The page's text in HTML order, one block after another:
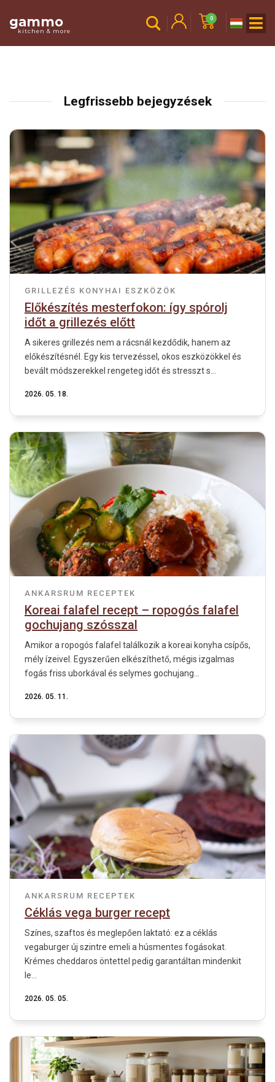
gammo
kitchen & more
0
Legfrissebb bejegyzések
GRILLEZÉS KONYHAI ESZKÖZÖK
Előkészítés mesterfokon: így spórolj
időt a grillezés előtt
A sikeres grillezés nem a rácsnál kezdődik, hanem az
előkészítésnél. Egy kis tervezéssel, okos eszközökkel és
bevált módszerekkel rengeteg időt és stresszt s...
2026. 05. 18.
ANKARSRUM RECEPTEK
Koreai falafel recept – ropogós falafel
gochujang szósszal
Amikor a ropogós falafel találkozik a koreai konyha csípős,
mély ízeivel. Egyszerűen elkészíthető, mégis izgalmas
fogás friss uborkával és selymes gochujang...
2026. 05. 11.
ANKARSRUM RECEPTEK
Céklás vega burger recept
Színes, szaftos és meglepően laktató: ez a céklás
vegaburger új szintre emeli a húsmentes fogásokat.
Krémes cheddaros öntettel pedig garantáltan mindenkit
le...
2026. 05. 05.